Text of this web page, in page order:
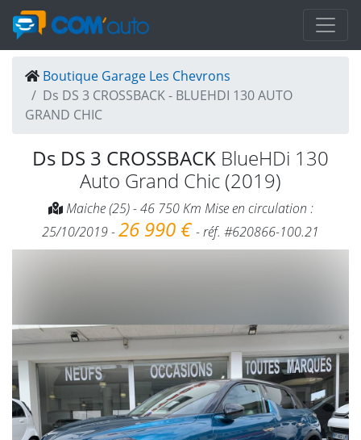
Boutique Garage Les Chevrons
Ds DS 3 CROSSBACK - BLUEHDI 130 AUTO
GRAND CHIC
Ds DS 3 CROSSBACK BlueHDi 130
Auto Grand Chic (2019)
Maiche (25) - 46 750 Km Mise en circulation :
25/10/2019 -26 990 €- réf. #620866-100.21